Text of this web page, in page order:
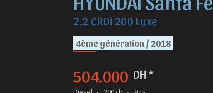
2.2 CRDi 200 Luxe
4ème génération / 2018
504.000 DH *